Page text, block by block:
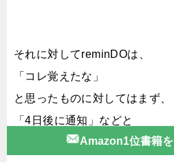
それに対してreminDOは、
「コレ覚えたな」
と思ったものに対してはまず、
「4日後に通知」などと
自分で瞬時に選べるんですね。
Amazon1位書籍